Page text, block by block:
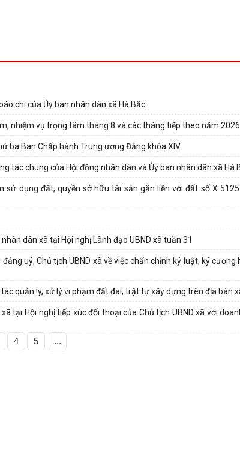
chí của Ủy ban nhân dân xã Hà Bắc
nhiệm vụ trọng tâm tháng 8 và các tháng tiếp theo năm 2026
ba Ban Chấp hành Trung ương Đảng khóa XIV
tác chung của Hội đồng nhân dân và Ủy ban nhân dân xã Hà
sử dụng đất, quyền sở hữu tài sản gắn liền với đất số X
dân xã tại Hội nghị Lãnh đạo UBND xã tuần 31
uỷ, Chủ tịch UBND xã về việc chấn chỉnh kỷ luật, kỷ cương
quản lý, xử lý vi phạm đất đai, trật tự xây dựng trên địa bàn
tại Hội nghị tiếp xúc đối thoại của Chủ tịch UBND xã với
4 5 ...